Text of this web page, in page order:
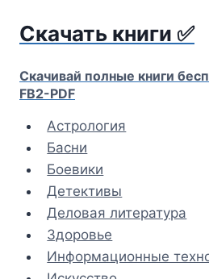
Скачать книги ✅
Скачивай полные книги
FB2-PDF
Астрология
Басни
Боевики
Детективы
Деловая литература
Здоровье
Информационные